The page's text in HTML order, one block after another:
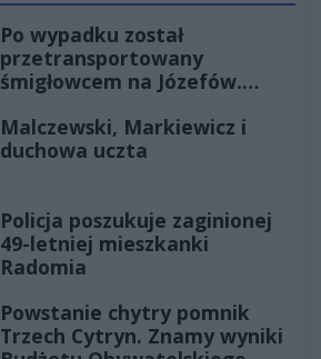
Po wypadku został
przetransportowany
śmigłowcem na Józefów.
Malczewski, Markiewicz i
duchowa uczta
Policja poszukuje zaginionej
49-letniej mieszkanki
Radomia
Powstanie chytry pomnik
Trzech Cytryn. Znamy wyniki